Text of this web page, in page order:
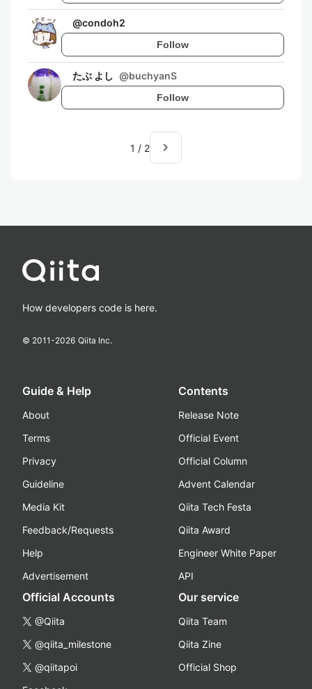
@condoh2
Follow
たぶ よし @buchyanS
Follow
1 / 2 navigate_next
How developers code is here.
© 2011-2026 Qiita Inc.
Guide & Help
About
Terms
Privacy
Guideline
Media Kit
Feedback/Requests
Help
Advertisement
Contents
Release Note
Official Event
Official Column
Advent Calendar
Qiita Tech Festa
Qiita Award
Engineer White Paper
API
Official Accounts
@Qiita
@qiita_milestone
@qiitapoi
Our service
Qiita Team
Qiita Zine
Official Shop